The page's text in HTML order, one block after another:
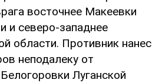
восточнее Макеевки
и северо-западнее
области. Противник нанес
неподалеку от
Луганской